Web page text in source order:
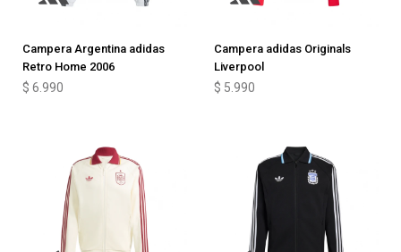
Campera Argentina adidas
Retro Home 2006
$ 6.990
Campera adidas Originals
Liverpool
$ 5.990